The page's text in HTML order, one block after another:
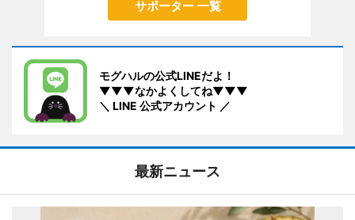
サポーター 一覧
モグハルの公式LINEだよ！
▼▼▼なかよくしてね▼▼▼
＼ LINE 公式アカウント ／
最新ニュース